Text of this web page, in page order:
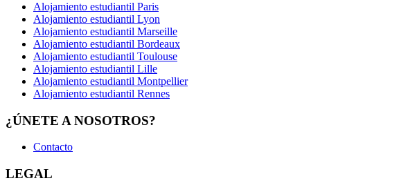
Alojamiento estudiantil Paris
Alojamiento estudiantil Lyon
Alojamiento estudiantil Marseille
Alojamiento estudiantil Bordeaux
Alojamiento estudiantil Toulouse
Alojamiento estudiantil Lille
Alojamiento estudiantil Montpellier
Alojamiento estudiantil Rennes
¿ÚNETE A NOSOTROS?
Contacto
LEGAL